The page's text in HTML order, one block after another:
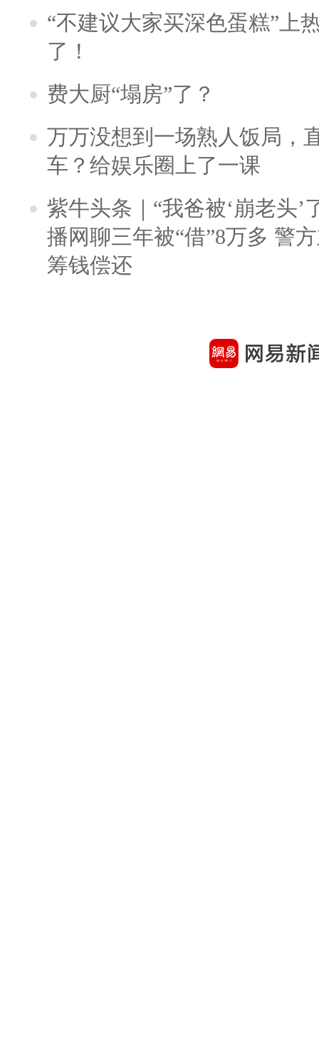
“不建议大家买深色蛋糕”上
了！
费大厨“塌房”了？
万万没想到一场熟人饭局，
车？给娱乐圈上了一课
紫牛头条｜“我爸被‘崩老头’
播网聊三年被“借”8万多 警
筹钱偿还